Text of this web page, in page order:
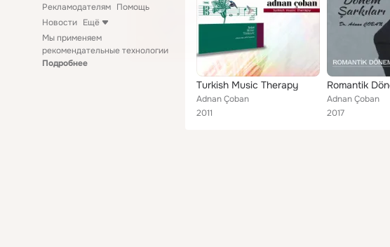
Рекламодателям Помощь
Новости Ещё
Мы применяем
рекомендательные технологии
Подробнее
Turkish Music Therapy
Adnan Çoban
2011
Romantik
Adnan Çoban
2017